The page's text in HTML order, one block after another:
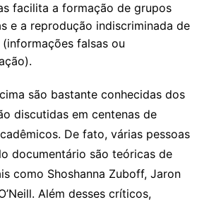
facilita a formação de grupos
e a reprodução indiscriminada de
falsas ou
são bastante conhecidas dos
discutidas em centenas de
De fato, várias pessoas
documentário são teóricas de
como Shoshanna Zuboff, Jaron
Além desses críticos,